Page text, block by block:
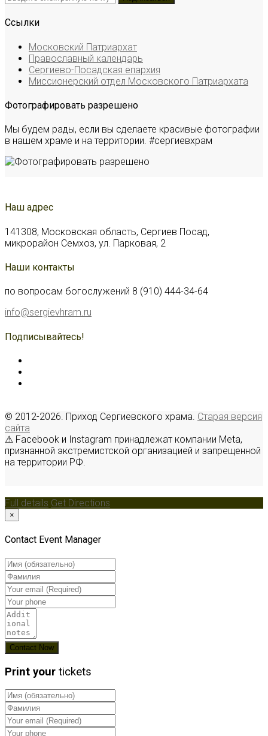
Ссылки
Московский Патриархат
Православный календарь
Сергиево-Посадская епархия
Миссионерский отдел Московского Патриархата
Фотографировать разрешено
Мы будем рады, если вы сделаете красивые фотографии
в нашем храме и на территории. #сергиевхрам
Наш адрес
141308, Московская область, Сергиев Посад,
микрорайон Семхоз, ул. Парковая, 2
Наши контакты
по вопросам богослужений 8 (910) 444-34-64
info@sergievhram.ru
Подписывайтесь!
© 2012-2026. Приход Сергиевского храма. Старая версия
сайта
⚠ Facebook и Instagram принадлежат компании Meta,
признанной экстремистской организацией и запрещенной
на территории РФ.
Full details Get Directions
×
Contact Event Manager
Print your tickets